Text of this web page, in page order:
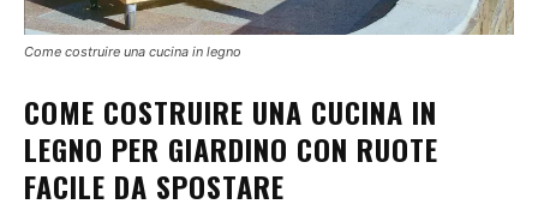
Come costruire una cucina in legno
COME COSTRUIRE UNA CUCINA IN
LEGNO PER GIARDINO CON RUOTE
FACILE DA SPOSTARE